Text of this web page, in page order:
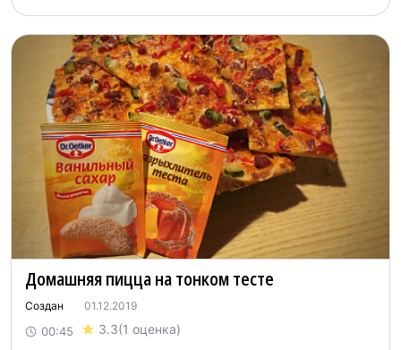
Домашняя пицца на тонком тесте
Создан 01.12.2019
00:45 3.3(1 оценка)